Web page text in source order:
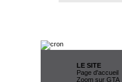
LE SITE
Page d'accueil
Zoom sur GTA